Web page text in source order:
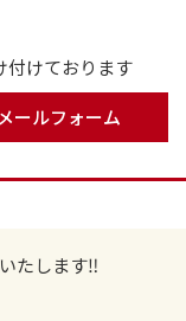
付けております
ールフォーム
たします‼